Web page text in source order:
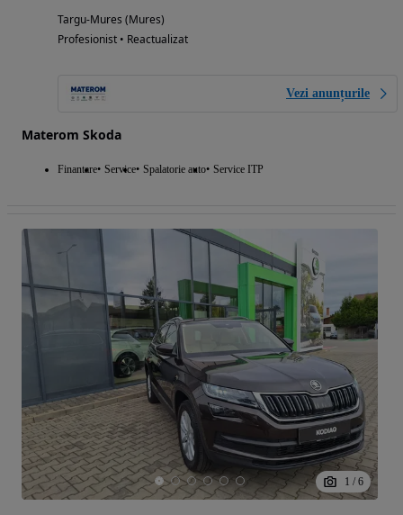
Targu-Mures (Mures)
Profesionist • Reactualizat
Vezi anunțurile
Materom Skoda
Finantare Service Spalatorie auto Service ITP
1 / 6